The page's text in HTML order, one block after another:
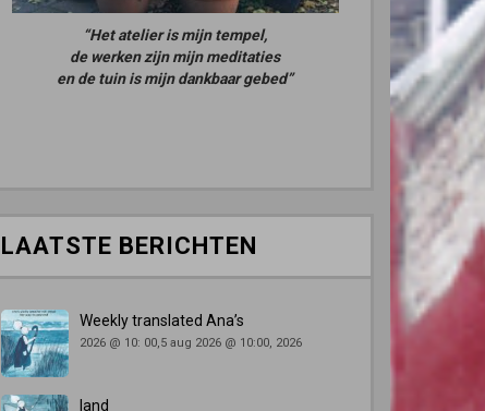
“Het atelier is mijn tempel,
de werken zijn mijn meditaties
en de tuin is mijn dankbaar gebed”
LAATSTE BERICHTEN
Weekly translated Ana’s
2026 @ 10: 00,5 aug 2026 @ 10:00, 2026
land